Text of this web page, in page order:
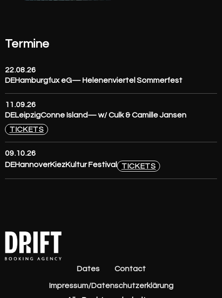
Termine
22.08.26
DEHamburgfux eG— Helenenviertel Sommerfest
11.09.26
DELeipzigConne Island— w/ Culk & Camille Jansen
TICKETS
09.10.26
DEHannoverKiezKultur Festival TICKETS
Dates Contact
Impressum/Datenschutzerklärung